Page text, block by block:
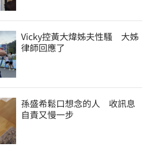
Vicky控黃大煒姊夫性騷　大姊
律師回應了
孫盛希鬆口想念的人　收訊息
自責又慢一步